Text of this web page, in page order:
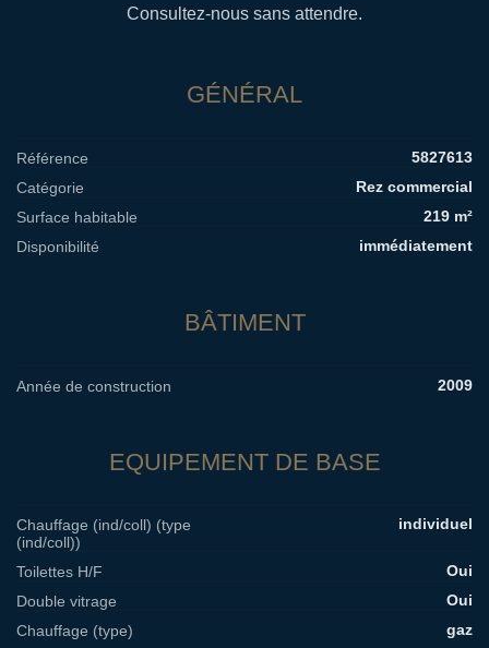
Consultez-nous sans attendre.
GÉNÉRAL
Référence
5827613
Catégorie
Rez commercial
Surface habitable
219 m²
Disponibilité
immédiatement
BÂTIMENT
Année de construction 2009
EQUIPEMENT DE BASE
Chauffage (ind/coll) (type
(ind/coll))
individuel
Toilettes H/F
Oui
Double vitrage
Oui
Chauffage (type)
gaz